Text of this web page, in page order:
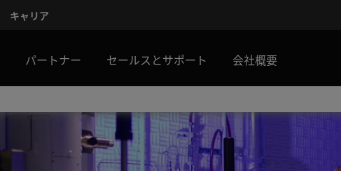
キャリア
パートナー セールスとサポート 会社概要